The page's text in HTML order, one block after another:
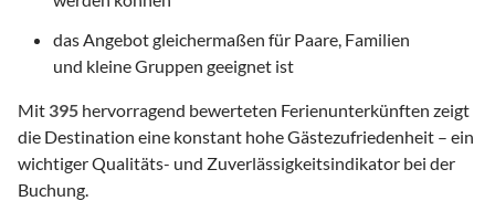
das Angebot gleichermaßen für Paare, Familien
und kleine Gruppen geeignet ist
Mit 395 hervorragend bewerteten Ferienunterkünften zeigt
die Destination eine konstant hohe Gästezufriedenheit – ein
wichtiger Qualitäts- und Zuverlässigkeitsindikator bei der
Buchung.